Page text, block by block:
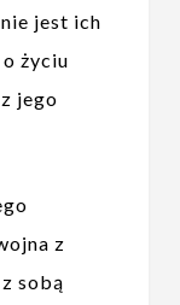
jest ich
życiu
jego
z
sobą